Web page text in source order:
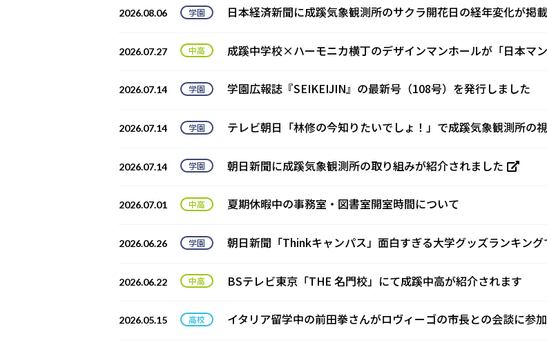
2026.08.06 日本経済新聞に成蹊気象観測所のサクラ開花日の経年変化が掲
2026.07.27 成蹊中学校×ハーモニカ横丁のデザインマンホールが「日本マ
2026.07.14 学園広報誌『SEIKEIJIN』の最新号（108号）を発行しました
2026.07.14 テレビ朝日「林修の今知りたいでしょ！」で成蹊気象観測所の
2026.07.14 朝日新聞に成蹊気象観測所の取り組みが紹介されました
2026.07.01 夏期休暇中の事務室・図書室開室時間について
2026.06.26 朝日新聞「Thinkキャンパス」面白すぎる大学グッズランキン
2026.06.22 BSテレビ東京「THE 名門校」にて成蹊中高が紹介されます
2026.05.15 イタリア留学中の前田拳さんがロヴィーゴの市長との会談に参